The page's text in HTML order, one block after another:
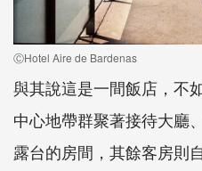
ⒸHotel Aire de Bardenas
與其說這是一間飯店，不
中心地帶群聚著接待大廳
露台的房間，其餘客房則